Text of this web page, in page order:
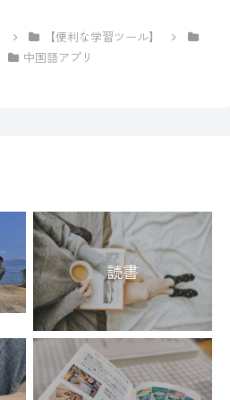
【便利な学習ツール】
中国語アプリ
読書